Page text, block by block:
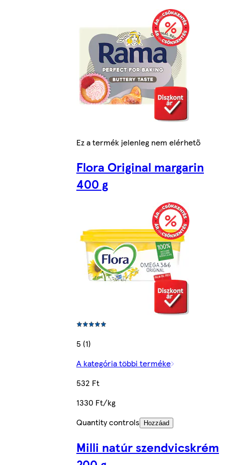
Ez a termék jelenleg nem elérhető
Flora Original margarin
400 g
5 (1)
A kategória többi terméke
532 Ft
1330 Ft/kg
Quantity controls
Hozzáad
Milli natúr szendvicskrém